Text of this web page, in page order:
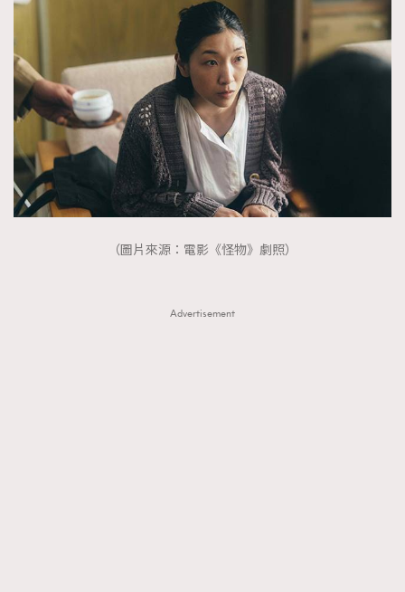
（圖片來源：電影《怪物》劇照）
Advertisement